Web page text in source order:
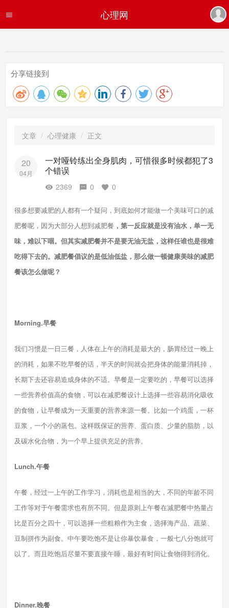
心理网
分享链接到
文章 心理健康 正文
20
04月
一对哑铃练出全身肌肉，可惜很多时候都犯了3
个错误
2369 0 0
很多想要减肥的人都有一个疑问，到底如何才能做一个美味可口的减
肥餐呢，因为大部分人想到减肥餐 ，第一反应就是没有油水，单一无
味，难以下咽。但其实减肥餐并不是要无油无盐，这样任谁也是很难
吃得下去的。减肥餐倡议的是低油低盐，那么做一顿健康美味的减肥
餐该怎么做呢？
Morning.早餐
我们习惯是一日三餐，人体在上午的消耗是最大的，肠胃经过一晚上
的消耗，如果不吃早餐的话，半天的时间就会把身体的能量消耗掉，
长期下去还容易造成身体的不适。早餐是一定要吃的，早餐可以选择
一些营养价值高的食物，可以在减肥餐设计上选择一些容易消化吸收
的食物，让早餐成为一天重要的营养来源一餐。比如一个鸡蛋，一杯
豆浆，一个小的蒸包。这样既保证的营养、蛋白质、少量的脂肪，以
及碳水化合物，为一个早上提供充足的营养。
Lunch.午餐
午餐，经过一上午的工作学习，消耗也是相当的大，不同的年龄不同
工作等对于午餐需求也有所不同。但是原则上午餐在减肥餐中热量占
比是百分之四十，可以选择一些粗粮作为主食，选择海产品、蔬菜、
豆制拼作为副食。中午要吃饱不是让你暴饮暴食，一般七八分饱就可
以了。而且吃饱后尽量不要直接午睡，最好有时间让食物得到消化。
Dinner.晚餐